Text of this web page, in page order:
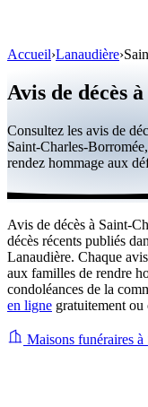
Personnalités
Québec
Canada
International
Par région
Par ville
Maisons funéraires
Éternea
Accueil›Lanaudière›
Avis de décès
Consultez les avis de
Saint-Charles-
rendez hommage aux
Avis de décès à Saint-
décès récents publiés
Lanaudière. Chaque
aux familles de rendre
condoléances de la
en ligne gratuitement ou
Maisons funéraires